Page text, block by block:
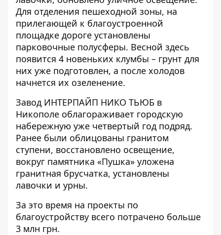
Для отделения пешеходной зоны, на
прилегающей к благоустроенной
площадке дороге установлены
парковочные полусферы. Весной здесь
появится 4 новеньких клумбы – грунт для
них уже подготовлен, а после холодов
начнется их озеленение.
Завод ИНТЕРПАЙП НИКО ТЬЮБ в
Никополе облагораживает городскую
набережную уже четвертый год подряд.
Ранее были облицованы гранитом
ступени, восстановлено освещение,
вокруг памятника «Пушка» уложена
гранитная брусчатка, установлены
лавочки и урны.
За это время на проекты по
благоустройству всего потрачено больше
3 млн грн.